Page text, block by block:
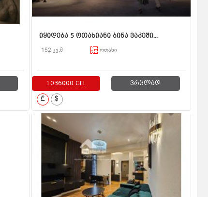
იყიდება 5 ოთახიანი ბინა ვაკეში...
152 კვ.მ ოთახი
1036000 GEL ვრცლად
₾ $